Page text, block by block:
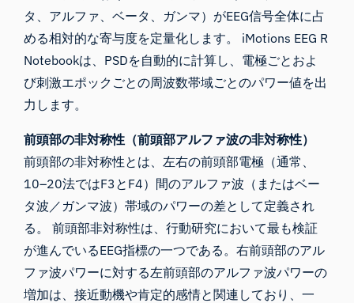
タ、アルファ、ベータ、ガンマ）がEEG信号全体に占
める相対的な寄与度を定量化します。 iMotions EEG R
Notebookは、PSDを自動的に計算し、電極ごとおよ
び刺激エポックごとの周波数帯域ごとのパワー値を出
力します。
前頭部の非対称性（前頭部アルファ波の非対称性）
前頭部の非対称性とは、左右の前頭部電極（通常、
10–20法ではF3とF4）間のアルファ波（またはベー
タ波／ガンマ波）帯域のパワーの差として定義され
る。 前頭部非対称性は、行動研究において最も検証
が進んでいるEEG指標の一つである。右前頭部のアル
ファ波パワーに対する左前頭部のアルファ波パワーの
増加は、接近動機や肯定的感情と関連しており、一